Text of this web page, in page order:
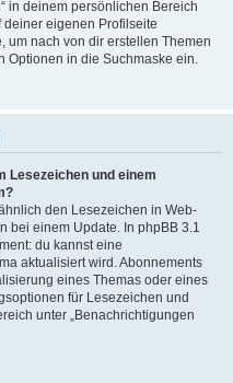
in deinem persönlichen Bereich
deiner eigenen Profilseite
um nach von dir erstellen Themen
Optionen in die Suchmaske ein.
Lesezeichen und einem
den Lesezeichen in Web-
bei einem Update. In phpBB 3.1
du kannst eine
aktualisiert wird. Abonnements
eines Themas oder eines
für Lesezeichen und
unter „Benachrichtigungen